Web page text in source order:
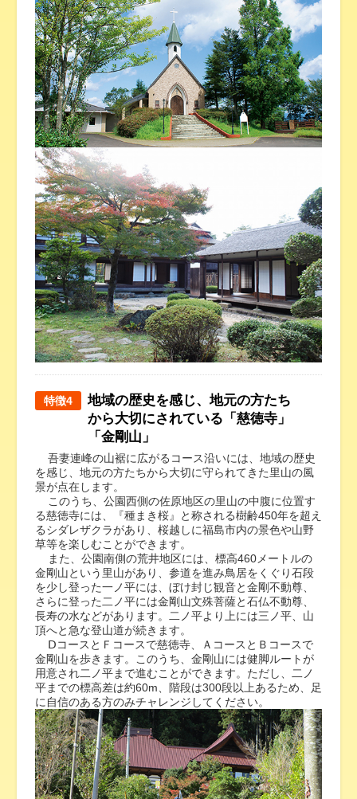
特徴4
地域の歴史を感じ、地元の方たち
から大切にされている「慈徳寺」
「金剛山」
吾妻連峰の山裾に広がるコース沿いには、地域の歴史
を感じ、地元の方たちから大切に守られてきた里山の風
景が点在します。
このうち、公園西側の佐原地区の里山の中腹に位置す
る慈徳寺には、『種まき桜』と称される樹齢450年を超え
るシダレザクラがあり、桜越しに福島市内の景色や山野
草等を楽しむことができます。
また、公園南側の荒井地区には、標高460メートルの
金剛山という里山があり、参道を進み鳥居をくぐり石段
を少し登った一ノ平には、ぼけ封じ観音と金剛不動尊、
さらに登った二ノ平には金剛山文殊菩薩と石仏不動尊、
長寿の水などがあります。二ノ平より上には三ノ平、山
頂へと急な登山道が続きます。
ⅮコースとＦコースで慈徳寺、ＡコースとＢコースで
金剛山を歩きます。このうち、金剛山には健脚ルートが
用意され二ノ平まで進むことができます。ただし、二ノ
平までの標高差は約60m、階段は300段以上あるため、足
に自信のある方のみチャレンジしてください。